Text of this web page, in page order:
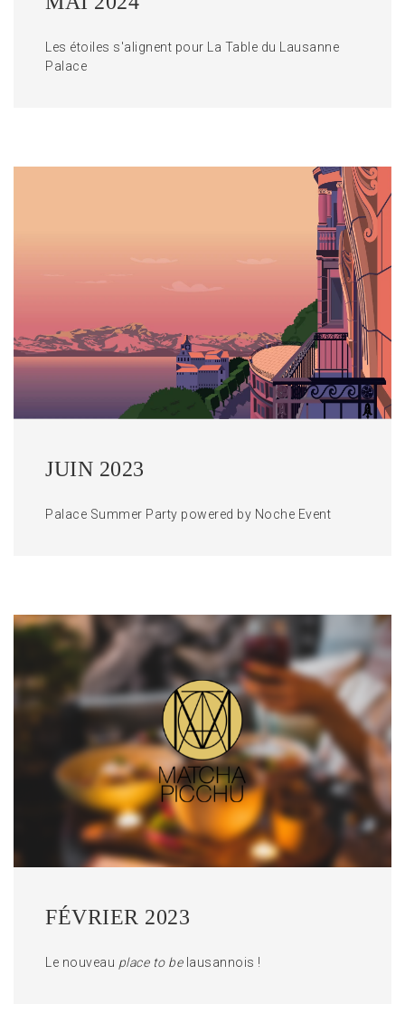
Les étoiles s'alignent pour La Table du Lausanne
Palace
JUIN 2023
Palace Summer Party powered by Noche Event
FÉVRIER 2023
Le nouveau place to belausannois !